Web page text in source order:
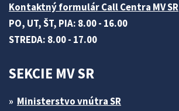
Kontaktný formulár Call Centra MV SR
PO, UT, ŠT, PIA: 8.00 - 16.00
STREDA: 8.00 - 17.00
SEKCIE MV SR
Ministerstvo vnútra SR